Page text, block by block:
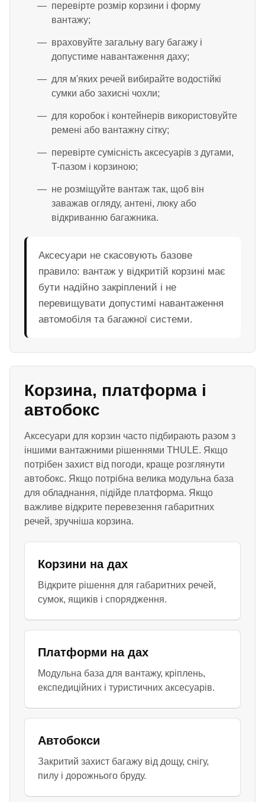
перевірте розмір корзини і форму
вантажу;
враховуйте загальну вагу багажу і
допустиме навантаження даху;
для м'яких речей вибирайте водостійкі
сумки або захисні чохли;
для коробок і контейнерів використовуйте
ремені або вантажну сітку;
перевірте сумісність аксесуарів з дугами,
T-пазом і корзиною;
не розміщуйте вантаж так, щоб він
заважав огляду, антені, люку або
відкриванню багажника.
Аксесуари не скасовують базове
правило: вантаж у відкритій корзині має
бути надійно закріплений і не
перевищувати допустимі навантаження
автомобіля та багажної системи.
Корзина, платформа і
автобокс
Аксесуари для корзин часто підбирають разом з
іншими вантажними рішеннями THULE. Якщо
потрібен захист від погоди, краще розглянути
автобокс. Якщо потрібна велика модульна база
для обладнання, підійде платформа. Якщо
важливе відкрите перевезення габаритних
речей, зручніша корзина.
Корзини на дах
Відкрите рішення для габаритних речей,
сумок, ящиків і спорядження.
Платформи на дах
Модульна база для вантажу, кріплень,
експедиційних і туристичних аксесуарів.
Автобокси
Закритий захист багажу від дощу, снігу,
пилу і дорожнього бруду.